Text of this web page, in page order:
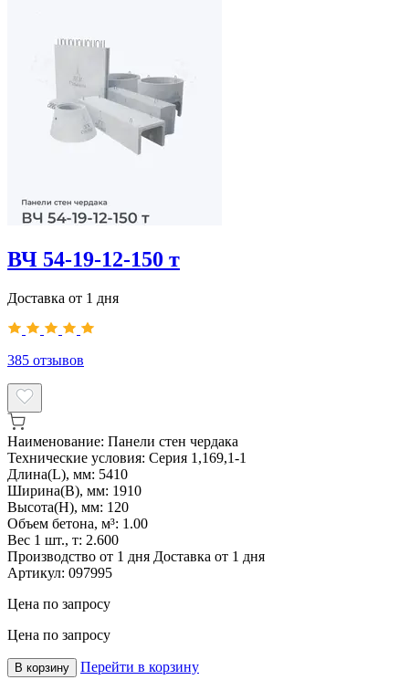
ВЧ 54-19-12-150 т
Доставка от 1 дня
385 отзывов
Наименование: Панели стен чердака
Технические условия: Серия 1,169,1-1
Длина(L), мм: 5410
Ширина(B), мм: 1910
Высота(H), мм: 120
Объем бетона, м³: 1.00
Вес 1 шт., т: 2.600
Производство от 1 дня Доставка от 1 дня
Артикул: 097995
Цена по запросу
Цена по запросу
В корзину Перейти в корзину